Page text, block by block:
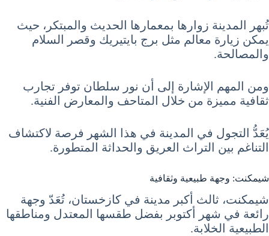
تُبهر المدينة زوارها بمعمارها الحديث والمبتكر، حيث
يمكن زيارة معالم مثل برج بايتيريك وقصر السلام
والمصالحة.
ومن المهم الإشارة إلى أن نور سلطان توفر تجارب
ثقافية مميزة من خلال المتاحف والمعارض الفنية.
يُعَدُّ التجول في المدينة في هذا الشهر فرصة لاكتشاف
التناغم بين التراث العريق والحداثة المتطورة.
شيمكنت: وجهة طبيعية وثقافية
شيمكنت، ثالث أكبر مدينة في كازخستان، تُعَدّ وجهة
رائعة في شهر أكتوبر بفضل طقسها المعتدل ومناطقها
الطبيعية الخلابة.